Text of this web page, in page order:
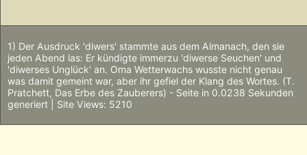
1) Der Ausdruck 'diwers' stammte aus dem Almanach, den sie
jeden Abend las: Er kündigte immerzu 'diwerse Seuchen' und
'diwerses Unglück' an. Oma Wetterwachs wusste nicht genau
was damit gemeint war, aber ihr gefiel der Klang des Wortes. (T.
Pratchett, Das Erbe des Zauberers) - Seite in 0.0238 Sekunden
generiert | Site Views: 5210